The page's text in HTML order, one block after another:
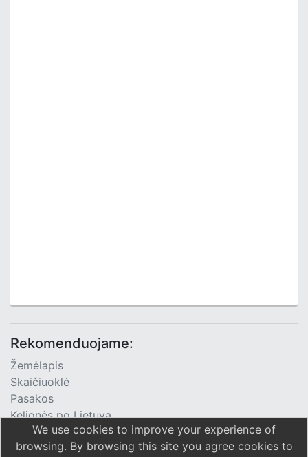
Rekomenduojame:
Žemėlapis
Skaičiuoklė
Pasakos
Kelionės po Lietuvą
TV Programa
We use cookies to improve your experience of
browsing. By browsing this site you agree cookies to